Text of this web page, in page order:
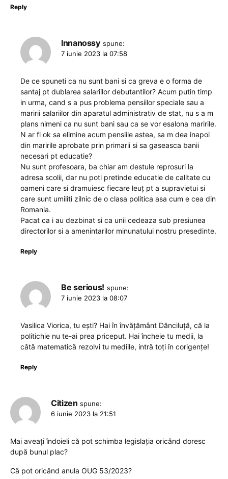
Reply
Innanossy spune:
7 iunie 2023 la 07:58
De ce spuneti ca nu sunt bani si ca greva e o forma de
santaj pt dublarea salariilor debutantilor? Acum putin timp
in urma, cand s a pus problema pensiilor speciale sau a
maririi salariilor din aparatul administrativ de stat, nu s a m
plans nimeni ca nu sunt bani sau ca se vor esalona maririle.
N ar fi ok sa elimine acum pensiile astea, sa m dea inapoi
din maririle aprobate prin primarii si sa gaseasca banii
necesari pt educatie?
Nu sunt profesoara, ba chiar am destule reprosuri la
adresa scolii, dar nu poti pretinde educatie de calitate cu
oameni care si dramuiesc fiecare leuț pt a supravietui si
care sunt umiliti zilnic de o clasa politica asa cum e cea din
Romania.
Pacat ca i au dezbinat si ca unii cedeaza sub presiunea
directorilor si a amenintarilor minunatului nostru presedinte.
Reply
Be serious! spune:
7 iunie 2023 la 08:07
Vasilica Viorica, tu ești? Hai în învățământ Dănciluță, că la
politichie nu te-ai prea priceput. Hai încheie tu medii, la
câtă matematică rezolvi tu mediile, intră toți în corigențe!
Reply
Citizen spune:
6 iunie 2023 la 21:51
Mai aveați îndoieli că pot schimba legislația oricând doresc
după bunul plac?
Că pot oricând anula OUG 53/2023?